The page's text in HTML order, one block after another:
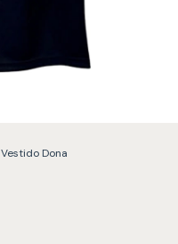
Vestido Dona